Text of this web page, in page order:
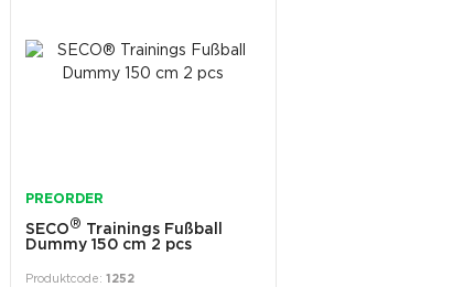
PREORDER
SECO® Trainings Fußball
Dummy 150 cm 2 pcs
1252